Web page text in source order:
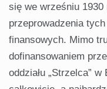
się we wrześniu
przeprowadzenia
finansowych. Mimo
dofinansowaniem
oddziału „Strzelca”